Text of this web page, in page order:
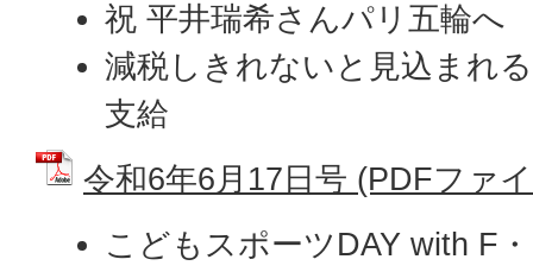
祝 平井瑞希さんパリ五輪へ
減税しきれないと見込まれ
支給
令和6年6月17日号 (PDFファ
こどもスポーツDAY with F